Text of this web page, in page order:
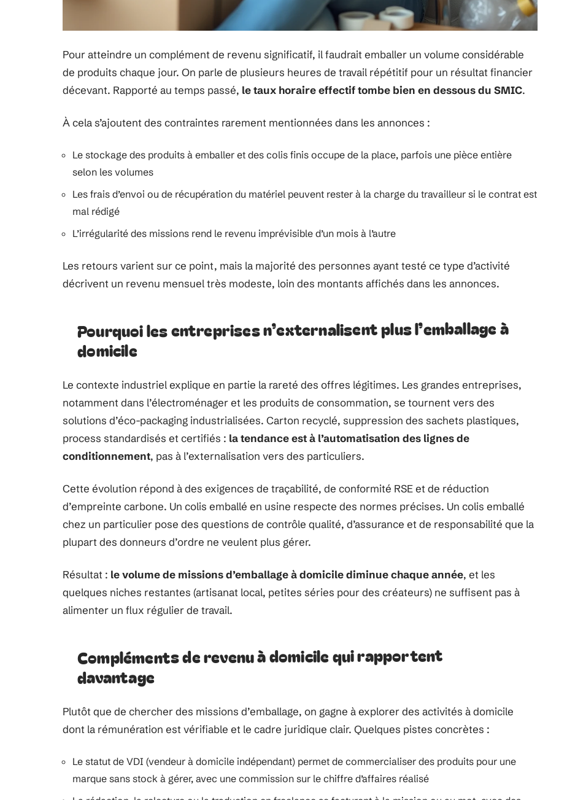
Pour atteindre un complément de revenu significatif, il faudrait emballer un volume considérable
de produits chaque jour. On parle de plusieurs heures de travail répétitif pour un résultat financier
décevant. Rapporté au temps passé, le taux horaire effectif tombe bien en dessous du SMIC.
À cela s’ajoutent des contraintes rarement mentionnées dans les annonces :
Le stockage des produits à emballer et des colis finis occupe de la place, parfois une pièce entière
selon les volumes
Les frais d’envoi ou de récupération du matériel peuvent rester à la charge du travailleur si le contrat est
mal rédigé
L’irrégularité des missions rend le revenu imprévisible d’un mois à l’autre
Les retours varient sur ce point, mais la majorité des personnes ayant testé ce type d’activité
décrivent un revenu mensuel très modeste, loin des montants affichés dans les annonces.
Pourquoi les entreprises n’externalisent plus l’emballage à
domicile
Le contexte industriel explique en partie la rareté des offres légitimes. Les grandes entreprises,
notamment dans l’électroménager et les produits de consommation, se tournent vers des
solutions d’éco-packaging industrialisées. Carton recyclé, suppression des sachets plastiques,
process standardisés et certifiés : la tendance est à l’automatisation des lignes de
conditionnement, pas à l’externalisation vers des particuliers.
Cette évolution répond à des exigences de traçabilité, de conformité RSE et de réduction
d’empreinte carbone. Un colis emballé en usine respecte des normes précises. Un colis emballé
chez un particulier pose des questions de contrôle qualité, d’assurance et de responsabilité que la
plupart des donneurs d’ordre ne veulent plus gérer.
Résultat : le volume de missions d’emballage à domicile diminue chaque année, et les
quelques niches restantes (artisanat local, petites séries pour des créateurs) ne suffisent pas à
alimenter un flux régulier de travail.
Compléments de revenu à domicile qui rapportent
davantage
Plutôt que de chercher des missions d’emballage, on gagne à explorer des activités à domicile
dont la rémunération est vérifiable et le cadre juridique clair. Quelques pistes concrètes :
Le statut de VDI (vendeur à domicile indépendant) permet de commercialiser des produits pour une
marque sans stock à gérer, avec une commission sur le chiffre d’affaires réalisé